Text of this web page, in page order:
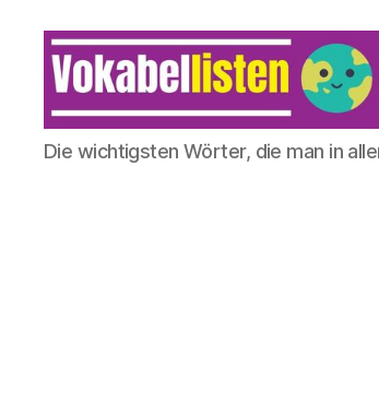
Die wichtigsten Wörter, die man in